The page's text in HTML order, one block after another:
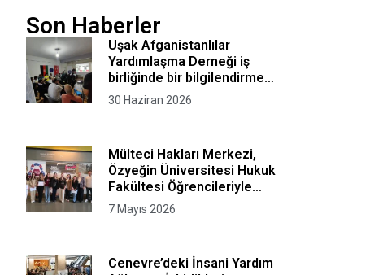
Son Haberler
Uşak Afganistanlılar
Yardımlaşma Derneği iş
birliğinde bir bilgilendirme
oturumu düzenledik
30 Haziran 2026
Mülteci Hakları Merkezi,
Özyeğin Üniversitesi Hukuk
Fakültesi Öğrencileriyle
“Mülteci Hukuku Kurgusal
Avukatlık Bürosu” Programını
7 Mayıs 2026
Cenevre’deki İnsani Yardım